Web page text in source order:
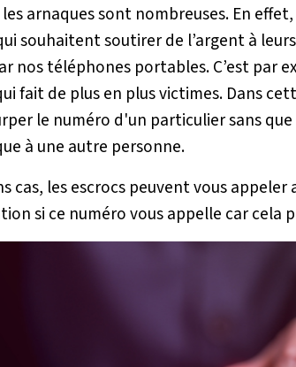
les arnaques sont nombreuses. En
souhaitent soutirer de l’argent à
nos téléphones portables. C’est par
fait de plus en plus victimes. Dans
le numéro d'un particulier sans
à une autre personne.
cas, les escrocs peuvent vous
si ce numéro vous appelle car cela